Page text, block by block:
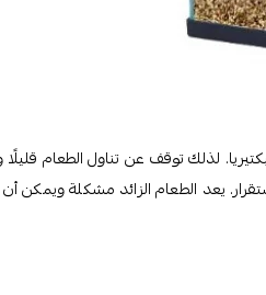
لذلك توقف عن تناول الطعام
يعد الطعام الزائد مشكلة